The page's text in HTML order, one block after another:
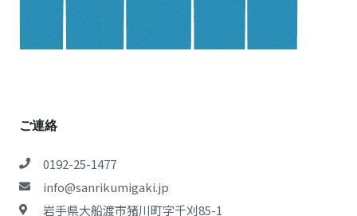
ご連絡
0192-25-1477
info@sanrikumigaki.jp
岩手県大船渡市猪川町字千刈85-1